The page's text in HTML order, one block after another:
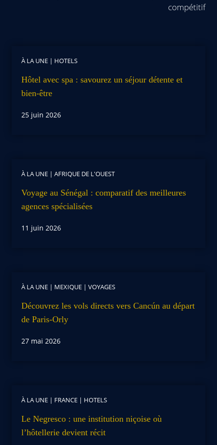
compétitif
À LA UNE | HOTELS
Hôtel avec spa : savourez un séjour détente et
bien-être
25 juin 2026
À LA UNE | AFRIQUE DE L'OUEST
Voyage au Sénégal : comparatif des meilleures
agences spécialisées
11 juin 2026
À LA UNE | MEXIQUE | VOYAGES
Découvrez les vols directs vers Cancún au départ
de Paris-Orly
27 mai 2026
À LA UNE | FRANCE | HOTELS
Le Negresco : une institution niçoise où
l’hôtellerie devient récit